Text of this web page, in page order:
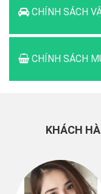
CHÍNH SÁCH
CHÍNH SÁCH
KHÁCH